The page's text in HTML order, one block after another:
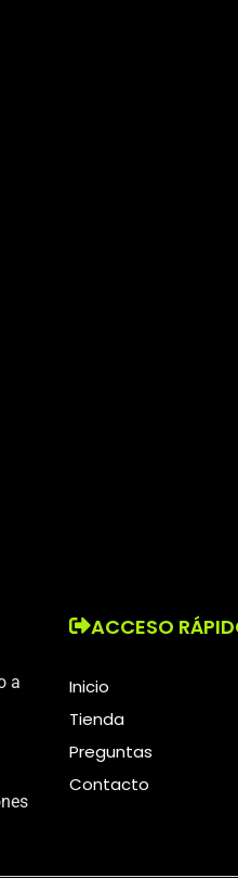
a
ACCESO
Inicio
Tienda
Preguntas
Contacto